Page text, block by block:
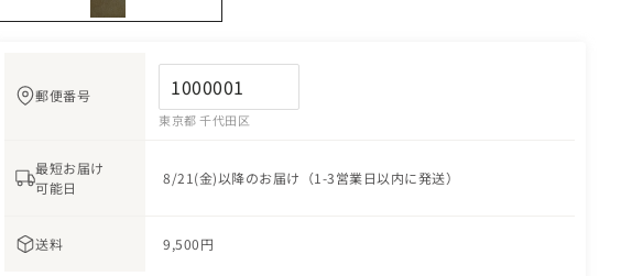
郵便番号
東京都 千代田区
最短お届け
可能日
8/21(金)以降のお届け（1-3営業日以内に発送）
送料 9,500円